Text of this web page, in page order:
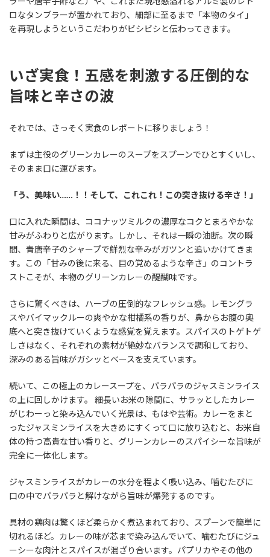
ロなタンブラーが置かれており、細部に至るまで「本物のタイ」
を再現しようというこだわりがビシビシと伝わってきます。
いざ実食！五感を刺激する圧倒的な
旨味と辛さの波
それでは、さっそく実食のレポートに移りましょう！
まずは主役のグリーンカレーのスープをスプーンでひとすくいし、
そのまま口に運びます。
「う、美味い……！！そして、これこれ！この突き抜ける辛さ！」
口に入れた瞬間は、ココナッツミルクの濃厚なコクとまろやかな
甘みがふわりと広がります。しかし、それは一瞬の油断。次の瞬
間、青唐辛子のシャープで鮮烈な辛みがガツンと追いかけてきま
す。この「甘みの後に来る、目の覚めるような辛さ」のコントラ
ストこそが、本物のグリーンカレーの醍醐味です。
さらに驚くべきは、ハーブの圧倒的なフレッシュ感。レモングラ
スやバイマックルーの爽やかな柑橘系の香りが、鼻からお腹の奥
底へと突き抜けていくような感覚を覚えます。スパイスのトゲトゲ
しさはなく、それぞれの素材が絶妙なバランスで調和しており、
深みのある旨味がガシッとベースを支えています。
続いて、この極上のカレースープを、パラパラのジャスミンライス
の上に回しかけます。 細長いお米の隙間に、サラッとしたカレー
がじわーっと染み込んでいく光景は、もはや芸術。カレーをまと
ったジャスミンライスを大きめにすくって口に放り込むと、お米自
体の持つ高貴な甘い香りと、グリーンカレーのスパイシーな旨味が
完全に一体化します。
ジャスミンライスがカレーの水分を程よく吸い込み、噛むたびに
口の中でパラパラと解けながら旨味が爆発するのです。
具材の鶏肉は驚くほど柔らかく煮込まれており、スプーンで簡単に
切れるほど。カレーの味が芯まで染み込んでいて、噛むたびにジュ
ーシーな肉汁とスパイスが混ざり合います。パプリカやその他の